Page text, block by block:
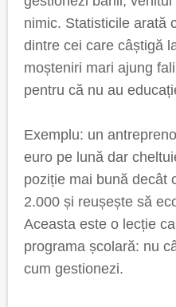
nimic. Statisticile arată
dintre cei care câștigă
moșteniri mari ajung
pentru că nu au
Exemplu: un
euro pe lună dar
poziție mai bună decât
2.000 și reușește să
Aceasta este o lecție
programa școlară: nu
cum gestionezi.